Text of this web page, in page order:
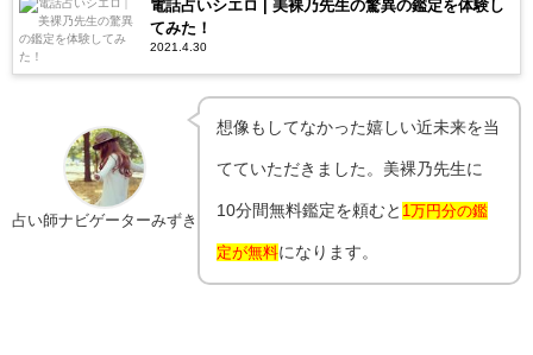
電話占いシエロ | 美裸乃先生の驚異の鑑定を体験し
てみた！
2021.4.30
占い師ナビゲーターみずき
想像もしてなかった嬉しい近未来を当
てていただきました。美裸乃先生に
10分間無料鑑定を頼むと 1万円分の鑑
定が無料になります。